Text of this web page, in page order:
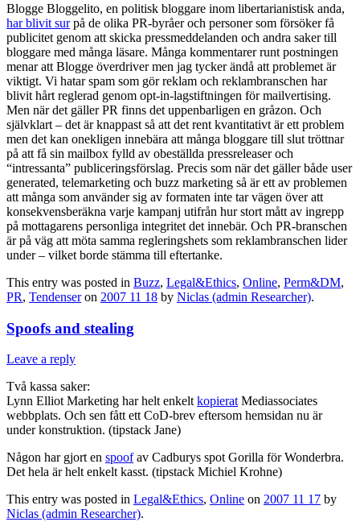
Blogge Bloggelito, en politisk bloggare inom libertarianistisk anda,
har blivit surpå de olika PR-byråer och personer som försöker få
publicitet genom att skicka pressmeddelanden och andra saker till
bloggare med många läsare. Många kommentarer runt postningen
menar att Blogge överdriver men jag tycker ändå att problemet är
viktigt. Vi hatar spam som gör reklam och reklambranschen har
blivit hårt reglerad genom opt-in-lagstiftningen för mailvertising.
Men när det gäller PR finns det uppenbarligen en gråzon. Och
självklart – det är knappast så att det rent kvantitativt är ett problem
men det kan onekligen innebära att många bloggare till slut tröttnar
på att få sin mailbox fylld av obeställda pressreleaser och
“intressanta” publiceringsförslag. Precis som när det gäller både user
generated, telemarketing och buzz marketing så är ett av problemen
att många som använder sig av formaten inte tar vägen över att
konsekvensberäkna varje kampanj utifrån hur stort mått av ingrepp
på mottagarens personliga integritet det innebär. Och PR-branschen
är på väg att möta samma regleringshets som reklambranschen lider
under – vilket borde stämma till eftertanke.
This entry was posted in Buzz, Legal&Ethics, Online, Perm&DM,
PR, Tendenseron 2007 11 18 by Niclas (admin Researcher).
Spoofs and stealing
Leave a reply
Två kassa saker:
Lynn Elliot Marketing har helt enkeltkopieratMediassociates
webbplats. Och sen fått ett CoD-brev eftersom hemsidan nu är
under konstruktion. (tipstack Jane)
Någon har gjort en spoofav Cadburys spot Gorilla för Wonderbra.
Det hela är helt enkelt kasst. (tipstack Michiel Krohne)
This entry was posted in Legal&Ethics, Online on 2007 11 17 by
Niclas (admin Researcher).